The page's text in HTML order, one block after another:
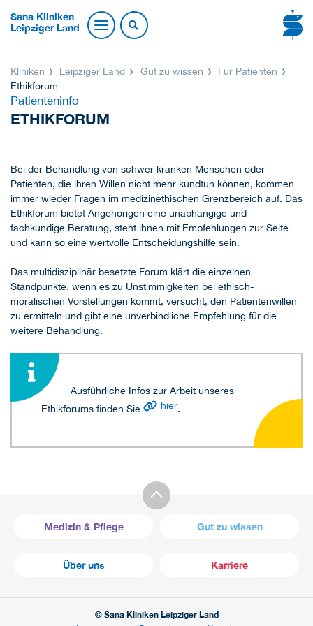
Sana Kliniken
Leipziger Land
Kliniken Leipziger Land Gut zu wissen
Für Patienten
Ethikforum
Patienteninfo
ETHIKFORUM
Bei der Behandlung von schwer kranken Menschen oder
Patienten, die ihren Willen nicht mehr kundtun können, kommen
immer wieder Fragen im medizinethischen Grenzbereich auf. Das
Ethikforum bietet Angehörigen eine unabhängige und
fachkundige Beratung, steht ihnen mit Empfehlungen zur Seite
und kann so eine wertvolle Entscheidungshilfe sein.
Das multidisziplinär besetzte Forum klärt die einzelnen
Standpunkte, wenn es zu Unstimmigkeiten bei ethisch-
moralischen Vorstellungen kommt, versucht, den Patientenwillen
zu ermitteln und gibt eine unverbindliche Empfehlung für die
weitere Behandlung.
Ausführliche Infos zur Arbeit unseres
Ethikforums finden Sie
hier.
Medizin & Pflege Gut zu wissen
Über uns Karriere
© Sana Kliniken Leipziger Land